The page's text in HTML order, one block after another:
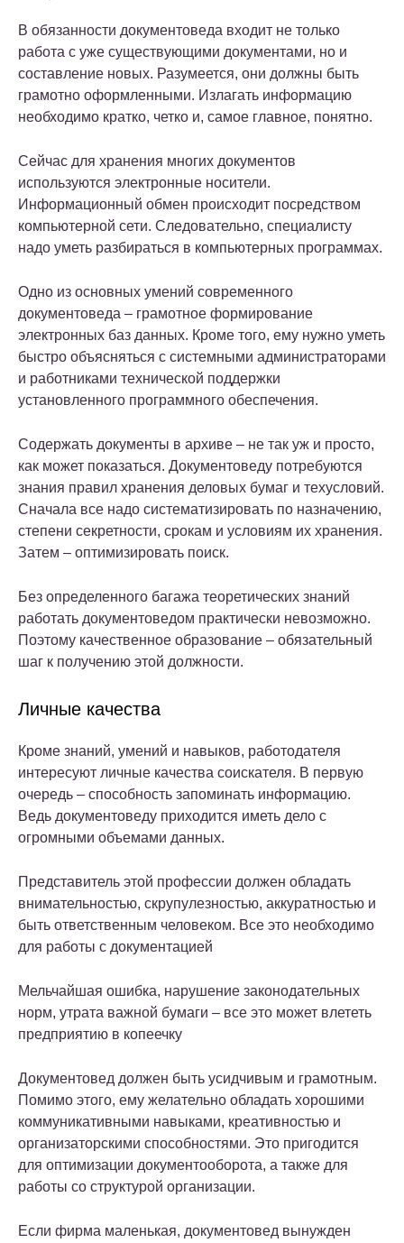
В обязанности документоведа входит не только
работа с уже существующими документами, но и
составление новых. Разумеется, они должны быть
грамотно оформленными. Излагать информацию
необходимо кратко, четко и, самое главное, понятно.
Сейчас для хранения многих документов
используются электронные носители.
Информационный обмен происходит посредством
компьютерной сети. Следовательно, специалисту
надо уметь разбираться в компьютерных программах.
Одно из основных умений современного
документоведа – грамотное формирование
электронных баз данных. Кроме того, ему нужно уметь
быстро объясняться с системными администраторами
и работниками технической поддержки
установленного программного обеспечения.
Содержать документы в архиве – не так уж и просто,
как может показаться. Документоведу потребуются
знания правил хранения деловых бумаг и техусловий.
Сначала все надо систематизировать по назначению,
степени секретности, срокам и условиям их хранения.
Затем – оптимизировать поиск.
Без определенного багажа теоретических знаний
работать документоведом практически невозможно.
Поэтому качественное образование – обязательный
шаг к получению этой должности.
Личные качества
Кроме знаний, умений и навыков, работодателя
интересуют личные качества соискателя. В первую
очередь – способность запоминать информацию.
Ведь документоведу приходится иметь дело с
огромными объемами данных.
Представитель этой профессии должен обладать
внимательностью, скрупулезностью, аккуратностью и
быть ответственным человеком. Все это необходимо
для работы с документацией
Мельчайшая ошибка, нарушение законодательных
норм, утрата важной бумаги – все это может влететь
предприятию в копеечку
Документовед должен быть усидчивым и грамотным.
Помимо этого, ему желательно обладать хорошими
коммуникативными навыками, креативностью и
организаторскими способностями. Это пригодится
для оптимизации документооборота, а также для
работы со структурой организации.
Если фирма маленькая, документовед вынужден